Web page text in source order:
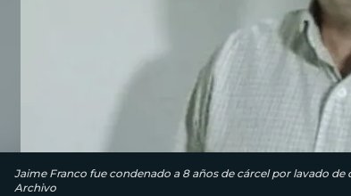
Jaime Franco fue condenado a 8 años de cárcel por lavado
Archivo